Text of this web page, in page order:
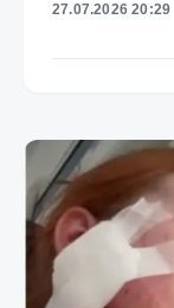
27.07.2026 20:29